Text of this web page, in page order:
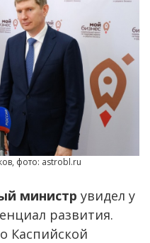
фото: astrobl.ru
министр увидел у
развития.
Каспийской